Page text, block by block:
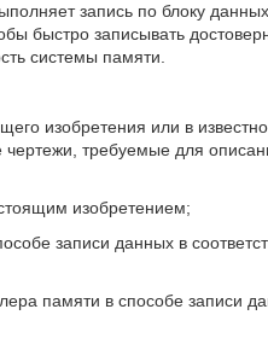
запись по блоку
быстро записывать
системы памяти.
изобретения или в
требуемые для
изобретением;
записи данных в
памяти в способе записи